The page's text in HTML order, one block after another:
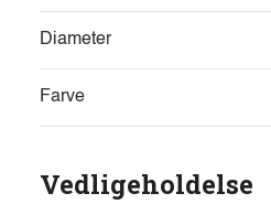
Diameter
Farve
Vedligeholdelse